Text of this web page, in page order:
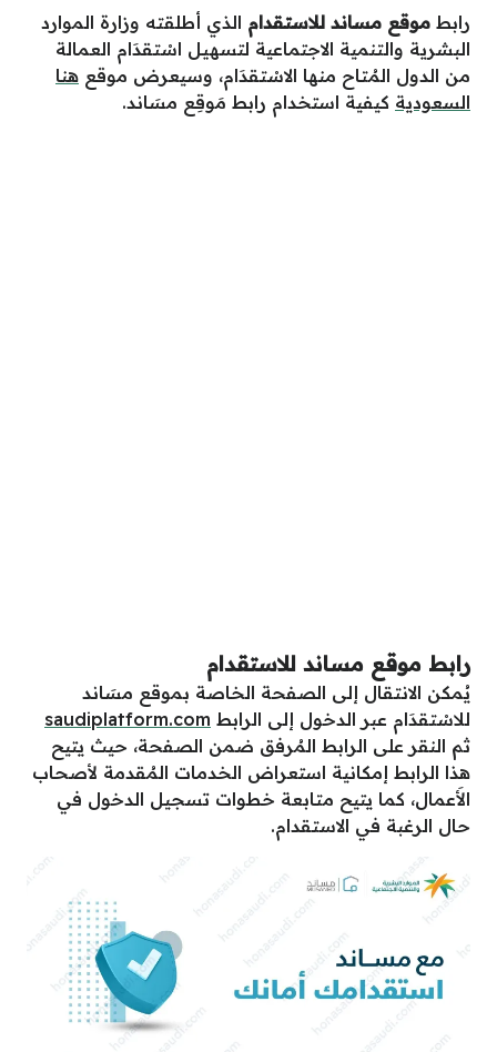
رابط موقع مساند للاستقدام الذي أطلقته وزارة الموارد
البشرية والتنمية الاجتماعية لتسهيل اسْتقدَام العمالة
من الدول المُتاح منها الاسْتقدَام، وسيعرض موقع هنا
السعودية كيفية استخدام رابط مَوقِع مسَاند.
رابط موقع مساند للاستقدام
يُمكن الانتقال إلى الصفحة الخاصة بموقع مسَاند
للاسْتقدَام عبر الدخول إلى الرابط saudiplatform.com
ثم النقر على الرابط المُرفق ضمن الصفحة، حيث يتيح
هذا الرابط إمكانية استعراض الخدمات المُقدمة لأصحاب
الأَعمال، كما يتيح متابعة خطوات تسجيل الدخول في
حال الرغبة في الاستقدام.